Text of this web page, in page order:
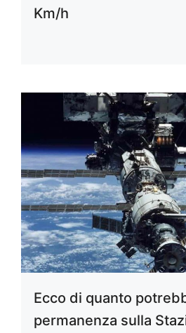
Km/h
Ecco di quanto
permanenza sulla